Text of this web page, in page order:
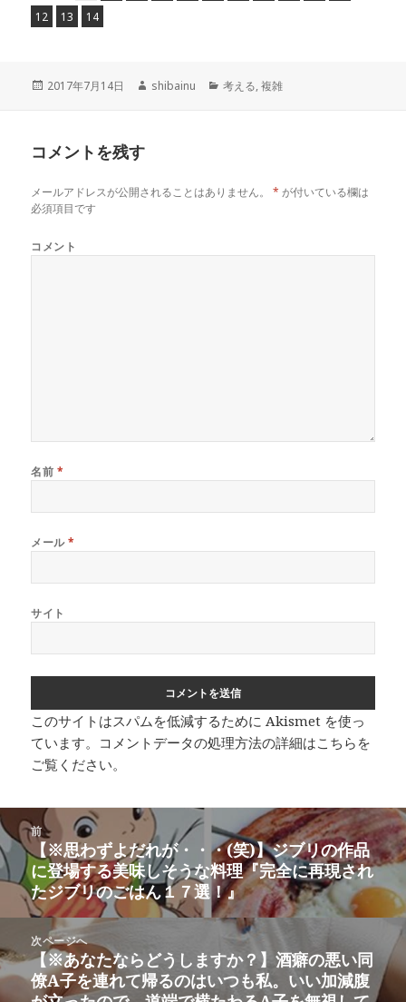
ー
ペ
12 ,
ペ
13 ,
ペ
14
投
2017年7月14日
作
shibainu
カ
考える,複雑
コメントを残す
メールアドレスが公開されることはありません。 * が付いている欄は
必須項目です
コメント
名前 *
メール*
サイト
このサイトはスパムを低減するために Akismet を使っ
ています。 コメントデータの処理方法の詳細はこちらを
ご覧ください。
投
稿
ナ
ビ
シ
ョ
ン
前
前
の
投
稿:
【※思わずよだれが・・・(笑)】ジブリの作品
に登場する美味しそうな料理『完全に再現され
たジブリのごはん１７選！』
次ページへ
次
の
【※あなたならどうしますか？】酒癖の悪い同
僚A子を連れて帰るのはいつも私。いい加減腹